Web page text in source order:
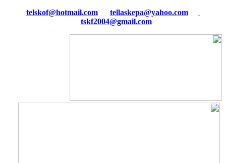
tellaskepa@yahoo.com
tskf2004@gmail.com